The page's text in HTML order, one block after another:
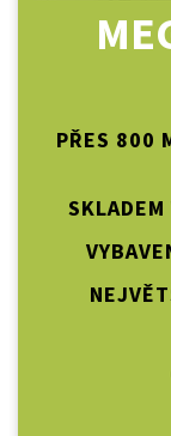
PŘES 800